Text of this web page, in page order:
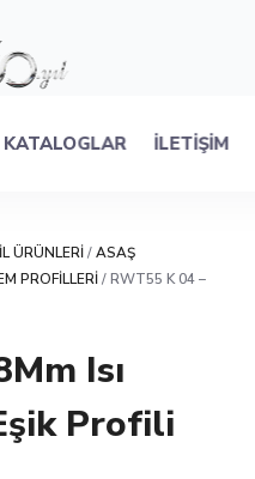
KATALOGLAR İLETIŞIM
ÜRÜNLERI/ASAŞ
PROFILLERI/ RWT55 K 04 –
Isı
Profili